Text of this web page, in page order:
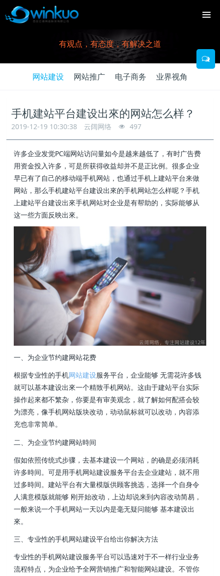
有观点，有态度，有解决之道
网站建设 网站推广 电子商务 业界视角
手机建站平台建设出來的网站怎么样？
2019-12-19 10:30:38 云阔网络 497
许多企业发觉PC端网站访问量如今是越来越低了，有时广告费
用资金投入许多，可是所获得收益却并不是正比例。很多企业
早已有了自己的移动端手机网站，也通过手机上建站平台来做
网站，那么手机建站平台建设出來的手机网站怎么样呢？手机
上建站平台建设出來手机网站对企业是有帮助的，实际能够从
这一些方面反映出來。
一、为企业节约建网站花费
根据专业性的手机网站建设服务平台，企业能够 无需花许多钱
就可以基本建设出來一个精致手机网站。这由于建站平台实际
操作起來都不繁杂，你要是有审美观念，就了解如何配搭会较
为漂亮，像手机网站版块改动，动动鼠标就可以改动，內容添
充也非常简单。
二、为企业节约建网站時间
假如依照传统式步骤，去基本建设一个网站，的确是必须消耗
许多時间。可是用手机网站建设服务平台去企业建站，就不用
过多時间。建站平台有大量模版供顾客挑选，选择一个自身令
人满意模版就能够 刚开始改动，上边却说来到內容改动简易，
一般来说一个手机网站一天以内是毫无疑问能够 基本建设出
來。
三、专业性的手机网站建设平台给出你解决方法
专业性的手机网站建设服务平台可以迅速对于不一样行业业务
流程特点，为企业给予全网营销推广和智能网站建设。不管你